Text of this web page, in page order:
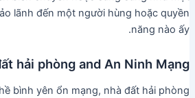
lãnh đến một người hùng hoặc quyền
năng nào ấy.
hải phòng and An Ninh Mạng
bình yên ổn mạng, nhà đất hải phòng